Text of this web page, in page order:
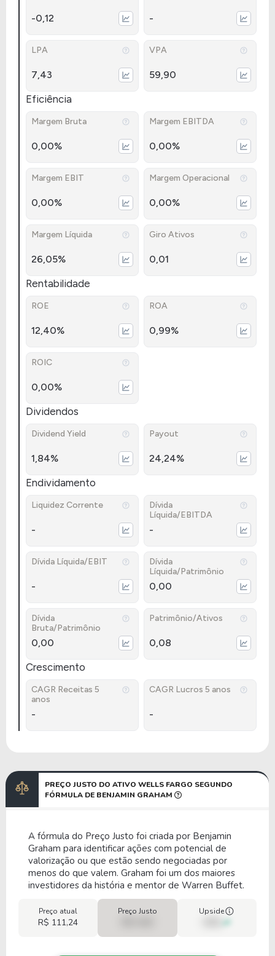
-0,12 -
LPA
7,43
VPA
59,90
Eficiência
Margem Bruta
0,00%
Margem EBITDA
0,00%
Margem EBIT
0,00%
Margem Operacional
0,00%
Margem Líquida
26,05%
Giro Ativos
0,01
Rentabilidade
ROE
12,40%
ROA
0,99%
ROIC
0,00%
Dividendos
Dividend Yield
1,84%
Payout
24,24%
Endividamento
Liquidez Corrente
-
Dívida
Líquida/EBITDA
-
Dívida Líquida/EBIT
-
Dívida
Líquida/Patrimônio
0,00
Dívida
Bruta/Patrimônio
0,00
Patrimônio/Ativos
0,08
Crescimento
CAGR Receitas 5
anos
-
CAGR Lucros 5 anos
-
PREÇO JUSTO DO ATIVO WELLS FARGO SEGUNDO
FÓRMULA DE BENJAMIN GRAHAM
A fórmula do Preço Justo foi criada por Benjamin
Graham para identificar ações com potencial de
valorização ou que estão sendo negociadas por
menos do que valem. Graham foi um dos maiores
investidores da história e mentor de Warren Buffet.
Preço atual
R$ 111,24
Preço Justo Upside